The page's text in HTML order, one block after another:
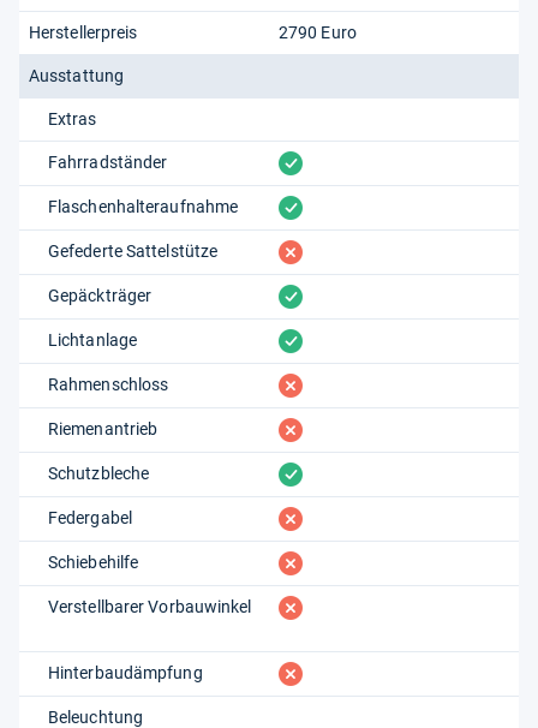
Herstellerpreis 2790 Euro
Ausstattung
Extras
Fahrradständer vorhanden
Flaschenhalteraufnahme vorhanden
Gefederte Sattelstütze fehlt
Gepäckträger vorhanden
Lichtanlage vorhanden
Rahmenschloss fehlt
Riemenantrieb fehlt
Schutzbleche vorhanden
Federgabel fehlt
Schiebehilfe fehlt
Verstellbarer Vorbauwinkel fehlt
Hinterbaudämpfung fehlt
Beleuchtung